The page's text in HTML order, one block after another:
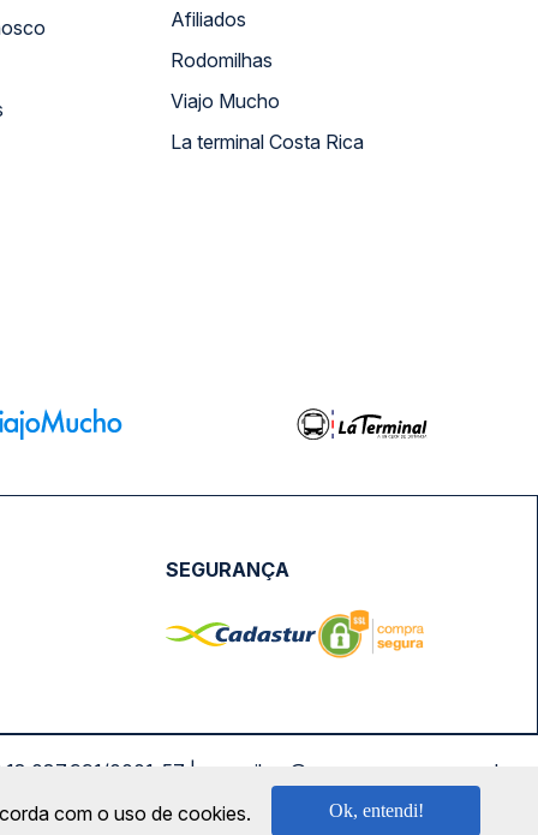
Afiliados
Rodomilhas
Viajo Mucho
La terminal Costa Rica
SEGURANÇA
0001-57 | saconibus@queropassagem.com.br
com o uso de cookies. Ok, entendi!